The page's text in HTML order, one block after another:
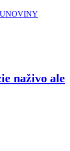
naživo ale